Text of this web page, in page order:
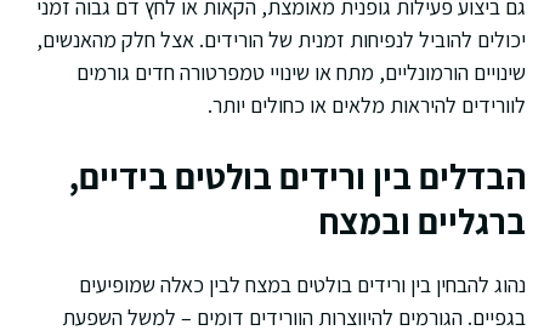
גם ביצוע פעילות גופנית מאומצת, הקאות או לחץ דם גבוה זמני
יכולים להוביל לנפיחות זמנית של הורידים. אצל חלק מהאנשים,
שינויים הורמונליים, מתח או שינויי טמפרטורה חדים גורמים
לוורידים להיראות מלאים או כחולים יותר.
הבדלים בין ורידים בולטים בידיים,
ברגליים ובמצח
נהוג להבחין בין ורידים בולטים במצח לבין כאלה שמופיעים
בגפיים. הגורמים להיווצרות הוורידים דומים – למשל השפעת